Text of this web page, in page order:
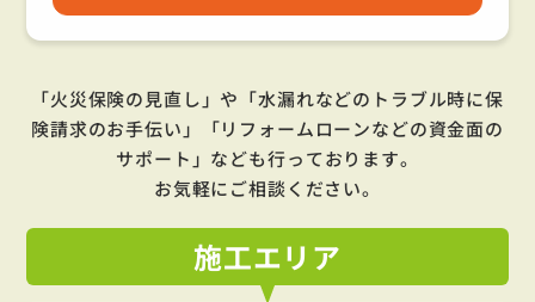
「火災保険の見直し」や「水漏れなどのトラブル時に保
険請求のお手伝い」「リフォームローンなどの資金面の
サポート」 なども行っております。
お気軽にご相談ください。
施工エリア